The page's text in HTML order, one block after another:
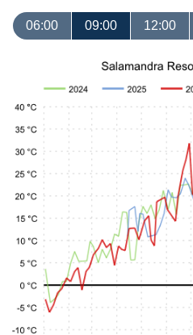
06:00 09:00 12:00